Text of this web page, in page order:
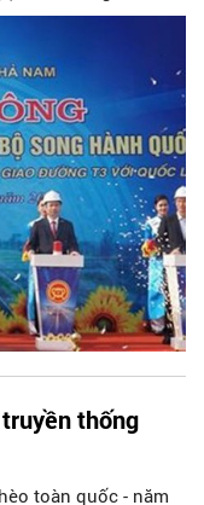
thống
toàn quốc - năm